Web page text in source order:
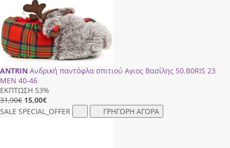
ANTRIN Ανδρική παντόφλα σπιτιού Αγιος Βασίλης 50.Β0RΙS 23
ΜΕΝ 40-46
ΕΚΠΤΩΣΗ 53%
31,90€ 15,00€
SALE SPECIAL_OFFER ΓΡΗΓΟΡΗ ΑΓΟΡΑ